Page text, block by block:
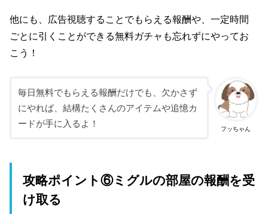
他にも、広告視聴することでもらえる報酬や、一定時間
ごとに引くことができる無料ガチャも忘れずにやってお
こう！
フッちゃん
毎日無料でもらえる報酬だけでも、欠かさず
にやれば、結構たくさんのアイテムや追憶カ
ードが手に入るよ！
攻略ポイント⑥ミグルの部屋の報酬を受
け取る